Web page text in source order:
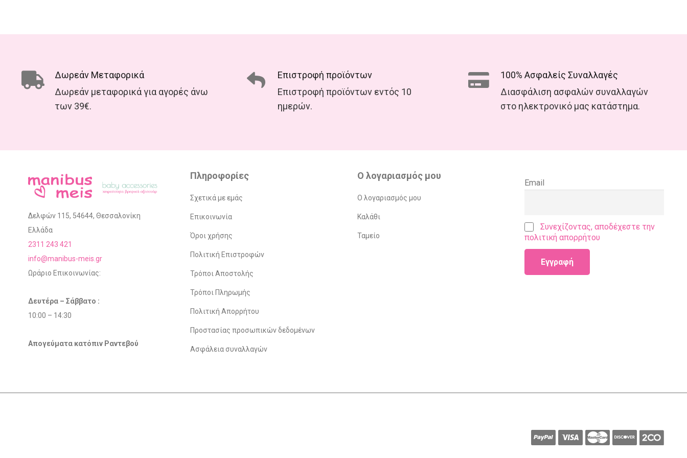
Δωρεάν Μεταφορικά
Δωρεάν μεταφορικά για αγορές άνω
των 39€.
Επιστροφή προϊόντων
Επιστροφή προϊόντων εντός 10
ημερών.
100% Ασφαλείς Συναλλαγές
Διασφάλιση ασφαλών συναλλαγών
στο ηλεκτρονικό μας κατάστημα.
Δελφών 115, 54644, Θεσσαλονίκη
Ελλάδα
2311 243 421
info@manibus-meis.gr
Ωράριο Επικοινωνίας:
Δευτέρα – Σάββατο :
10:00 – 14:30
Απογεύματα κατόπιν Ραντεβού
Πληροφορίες
Σχετικά με εμάς
Επικοινωνία
Όροι χρήσης
Πολιτική Επιστροφών
Τρόποι Αποστολής
Τρόποι Πληρωμής
Πολιτική Απορρήτου
Προστασίας προσωπικών δεδομένων
Ασφάλεια συναλλαγών
Ο λογαριασμός μου
Ο λογαριασμός μου
Καλάθι
Ταμείο
Email
Συνεχίζοντας, αποδέχεστε την
πολιτική απορρήτου